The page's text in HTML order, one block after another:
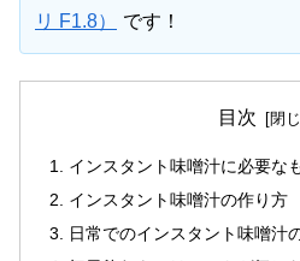
リ F1.8）
です！
目次
インスタント味噌汁に必要な
インスタント味噌汁の作り方
日常でのインスタント味噌汁